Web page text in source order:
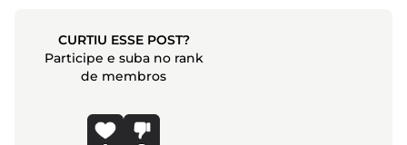
CURTIU ESSE POST?
Participe e suba no rank
de membros